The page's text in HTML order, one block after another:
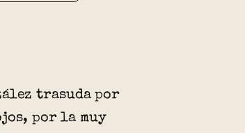
trasuda por
por la muy